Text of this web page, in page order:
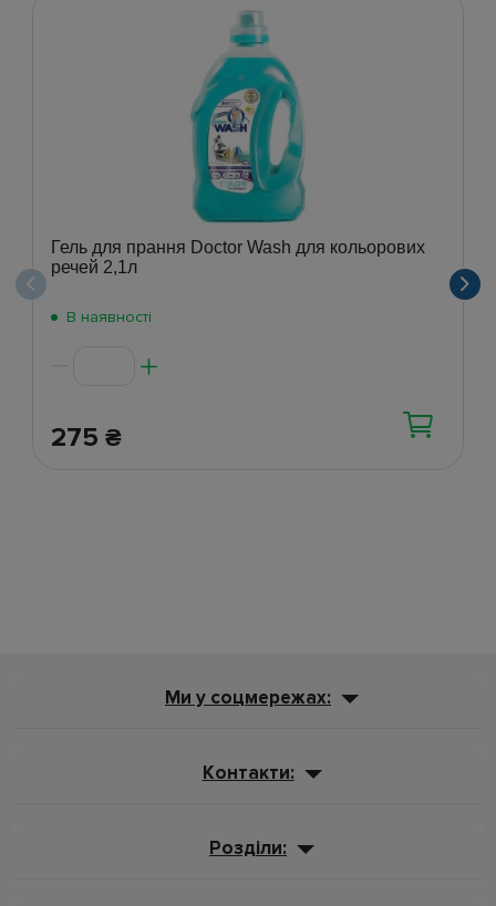
Гель для прання Doctor Wash для кольорових
речей 2,1л
В наявності
275 ₴
Ми у соцмережах:
Контакти:
Розділи: